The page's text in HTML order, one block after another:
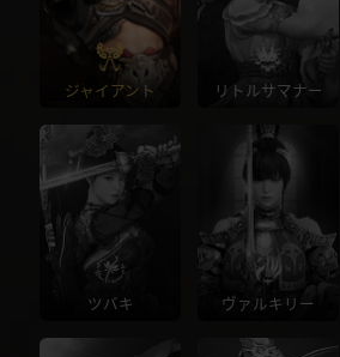
ジャイアント リトルサマナー
ツバキ ヴァルキリー